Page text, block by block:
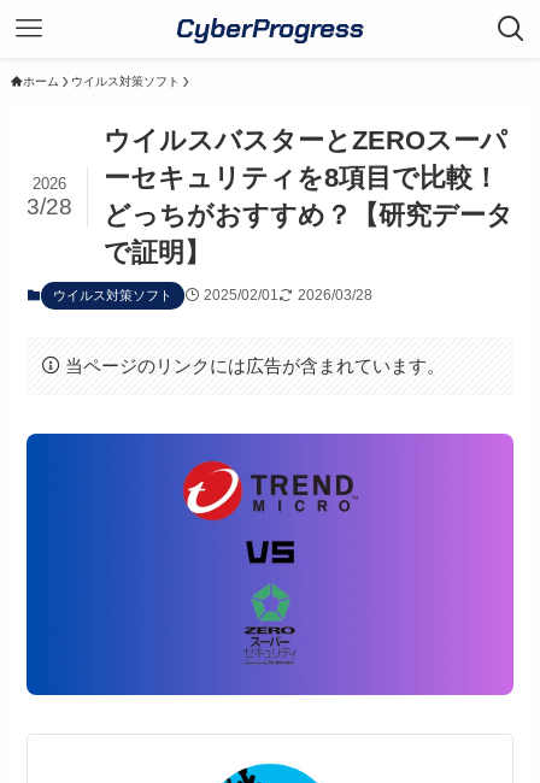
CyberProgress
ホーム ウイルス対策ソフト
ウイルスバスターとZEROスーパ
ーセキュリティを8項目で比較！
どっちがおすすめ？【研究データ
で証明】
2026
3/28
ウイルス対策ソフト 2025/02/01 2026/03/28
当ページのリンクには広告が含まれています。